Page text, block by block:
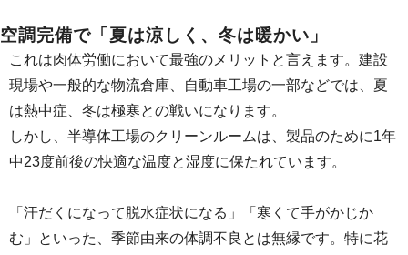
空調完備で「夏は涼しく、冬は暖かい」
これは肉体労働において最強のメリットと言えます。建設
現場や一般的な物流倉庫、自動車工場の一部などでは、夏
は熱中症、冬は極寒との戦いになります。
しかし、半導体工場のクリーンルームは、製品のために1年
中23度前後の快適な温度と湿度に保たれています。
「汗だくになって脱水症状になる」「寒くて手がかじか
む」といった、季節由来の体調不良とは無縁です。特に花